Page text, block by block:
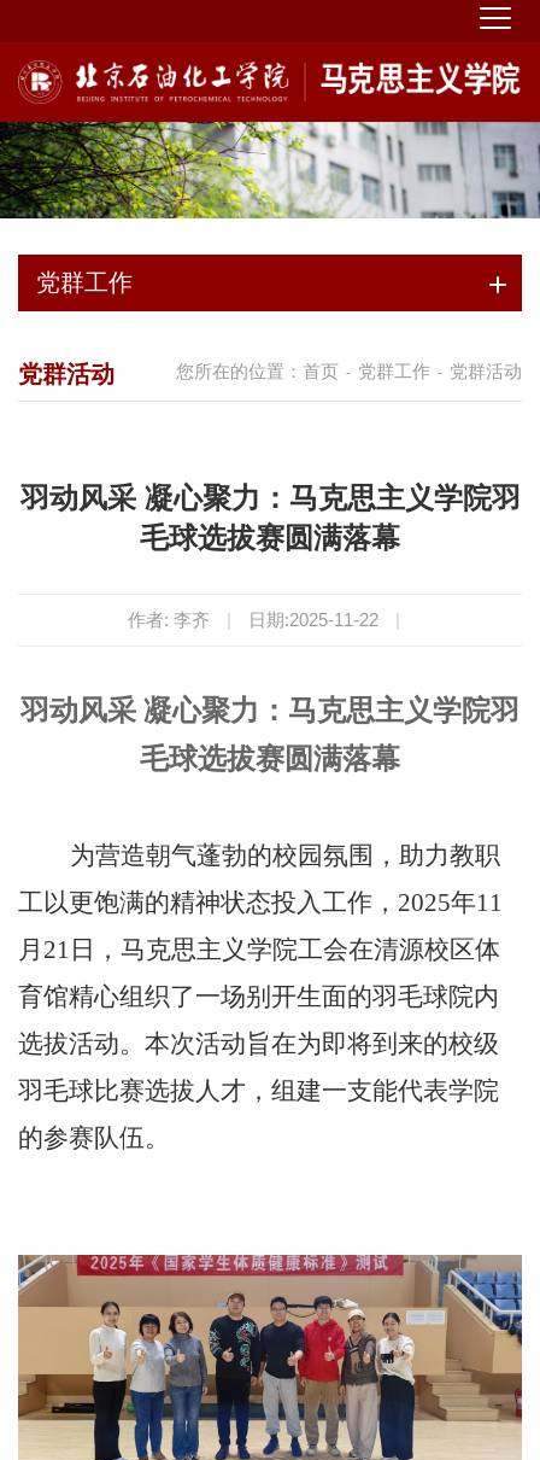
党群工作
您所在的位置： 首页 - 党群工作 - 党群活动
党群活动
羽动风采 凝心聚力：马克思主义学院羽
毛球选拔赛圆满落幕
作者: 李齐 | 日期:2025-11-22 |
羽动风采 凝心聚力：马克思主义学院羽
毛球选拔赛圆满落幕
为营造朝气蓬勃的校园氛围，助力教职
工以更饱满的精神状态投入工作，2025年11
月21日，马克思主义学院工会在清源校区体
育馆精心组织了一场别开生面的羽毛球院内
选拔活动。本次活动旨在为即将到来的校级
羽毛球比赛选拔人才，组建一支能代表学院
的参赛队伍。